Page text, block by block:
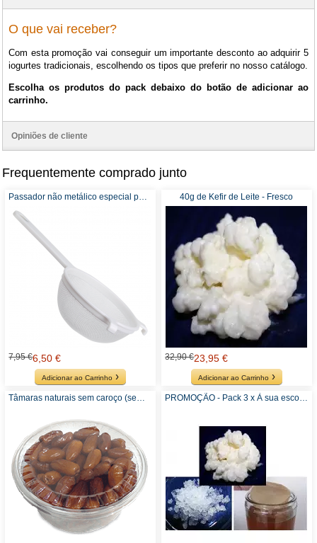
O que vai receber?
Com esta promoção vai conseguir um importante desconto ao adquirir 5
iogurtes tradicionais, escolhendo os tipos que preferir no nosso catálogo.
Escolha os produtos do pack debaixo do botão de adicionar ao
carrinho.
Opiniões de cliente
Frequentemente comprado junto
Passador não metálico especial para Kefir
7,95 €6,50 €
Adicionar ao Carrinho
40g de Kefir de Leite - Fresco
32,90 €23,95 €
Adicionar ao Carrinho
Tâmaras naturais sem caroço (sem adição de açúcar ou sulfitos) - Recomendado para Kefir de Água PROMOÇÃO - Pack 3 x À sua escolha - Kefir ou Kombucha